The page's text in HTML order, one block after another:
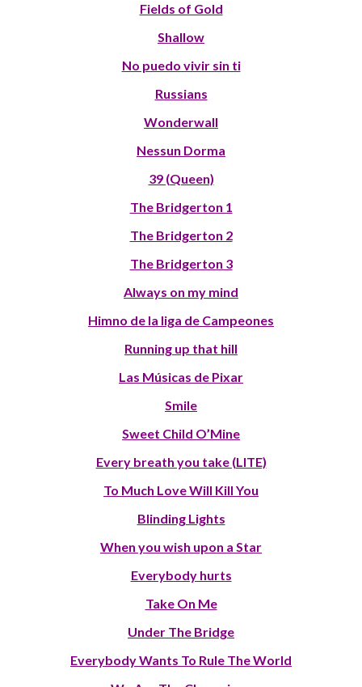
Fields of Gold
Shallow
No puedo vivir sin ti
Russians
Wonderwall
Nessun Dorma
39 (Queen)
The Bridgerton 1
The Bridgerton 2
The Bridgerton 3
Always on my mind
Himno de la liga de Campeones
Running up that hill
Las Músicas de Pixar
Smile
Sweet Child O’Mine
Every breath you take (LITE)
To Much Love Will Kill You
Blinding Lights
When you wish upon a Star
Everybody hurts
Take On Me
Under The Bridge
Everybody Wants To Rule The World